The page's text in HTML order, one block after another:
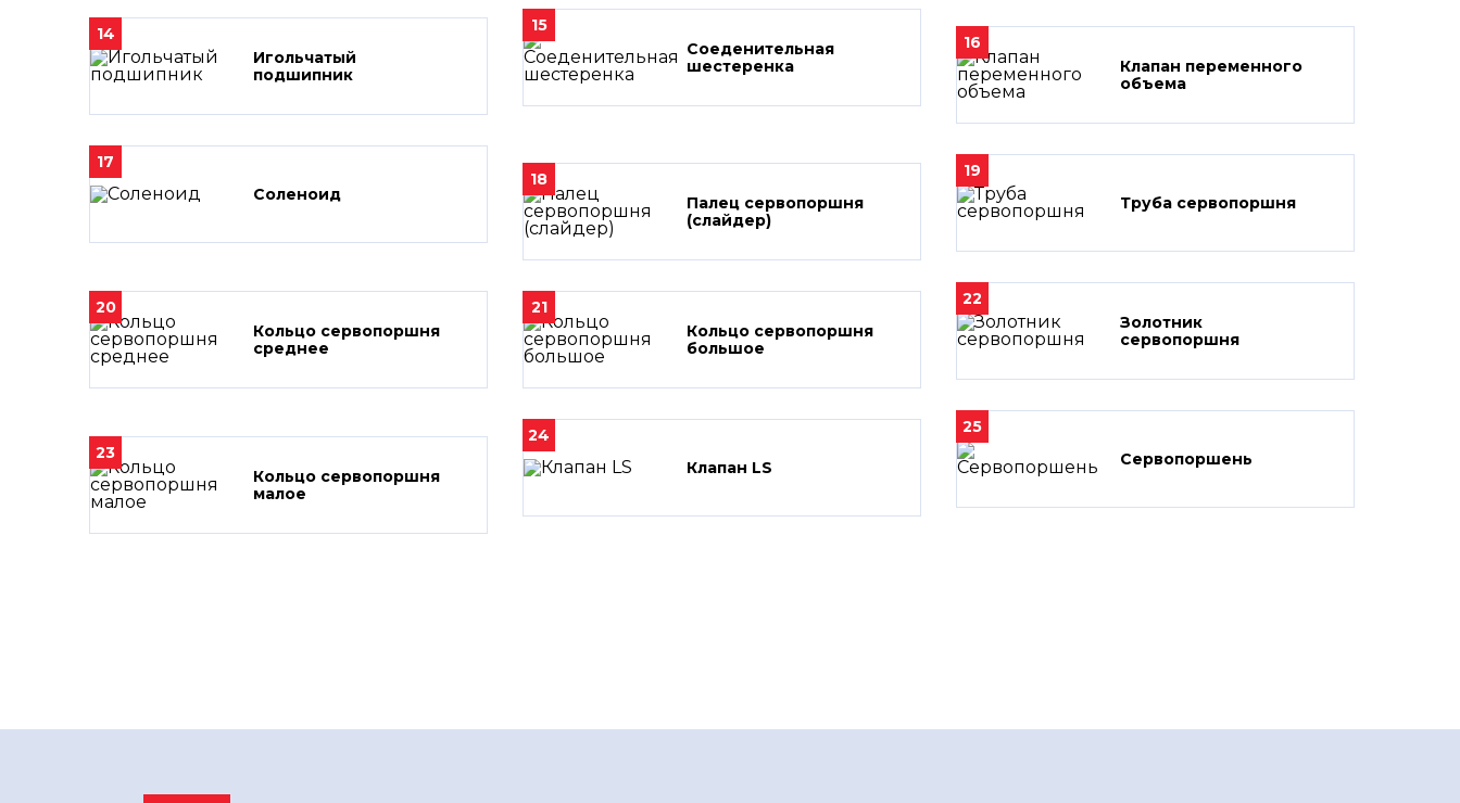
14
Игольчатый
подшипник
15
Соеденительная
шестеренка
16
Клапан переменного
объема
17
Соленоид
18
Палец сервопоршня
(слайдер)
19
Труба сервопоршня
20
Кольцо сервопоршня
среднее
21
Кольцо сервопоршня
большое
22
Золотник
сервопоршня
23
Кольцо сервопоршня
малое
24
Клапан LS
25
Сервопоршень